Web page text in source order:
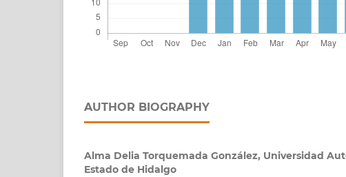
AUTHOR BIOGRAPHY
Alma Delia Torquemada González, Universidad
Estado de Hidalgo